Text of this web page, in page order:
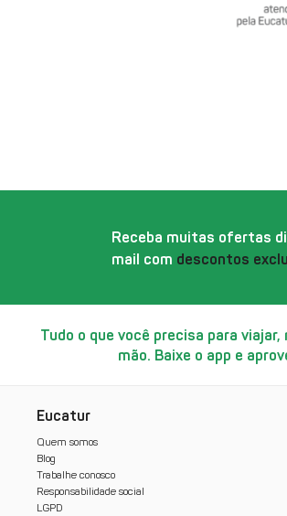
Receba muitas ofertas
mail com descontos
Tudo o que você precisa para viajar,
mão. Baixe o app e
Eucatur
Quem somos
Blog
Trabalhe conosco
Responsabilidade social
LGPD